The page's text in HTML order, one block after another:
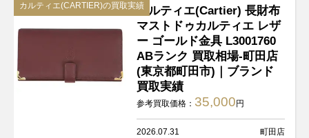
カルティエ(CARTIER)の買取実績カルティエ(Cartier) 長財布
マストドゥカルティエ レザ
ー ゴールド金具 L3001760
ABランク 買取相場-町田店
(東京都町田市)｜ブランド
買取実績
参考買取価格： 35,000 円
2026.07.31 町田店